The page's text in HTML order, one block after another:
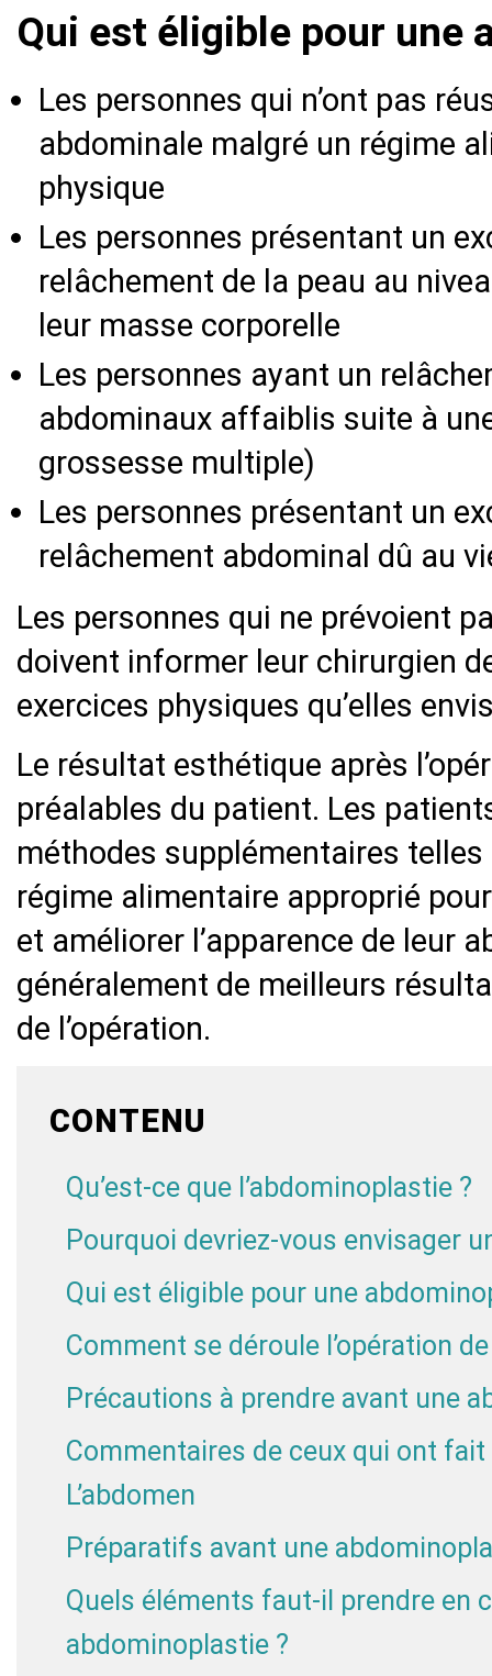
Qui est éligible pour une
Les personnes qui n’ont pas
abdominale malgré un régime
physique
Les personnes présentant un
relâchement de la peau au
leur masse corporelle
Les personnes ayant un
abdominaux affaiblis suite à
grossesse multiple)
Les personnes présentant un
relâchement abdominal dû au
Les personnes qui ne prévoient
doivent informer leur chirurgien
exercices physiques qu’elles
Le résultat esthétique après
préalables du patient. Les
méthodes supplémentaires telles
régime alimentaire approprié
et améliorer l’apparence de leur
généralement de meilleurs
de l’opération.
CONTENU
Qu’est-ce que l’abdominoplastie ?
Pourquoi devriez-vous envisager
Qui est éligible pour une
Comment se déroule l’opération
Précautions à prendre avant une
Commentaires de ceux qui ont
L’abdomen
Préparatifs avant une
Quels éléments faut-il prendre en
abdominoplastie ?